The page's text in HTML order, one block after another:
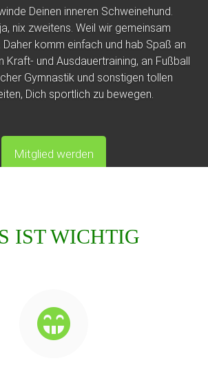
Deinen inneren Schweinehund.
nix zweitens. Weil wir gemeinsam
komm einfach und hab Spaß an
Kraft- und Ausdauertraining, an Fußball
Gymnastik und sonstigen tollen
Dich sportlich zu bewegen.
Mitglied werden
IST WICHTIG